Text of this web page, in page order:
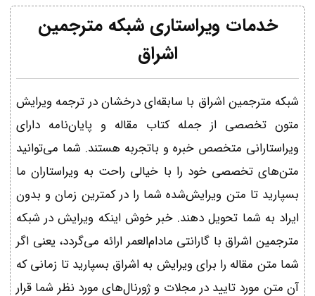
خدمات ویراستاری شبکه مترجمین
اشراق
شبکه مترجمین اشراق با سابقه‌ای درخشان در ترجمه ویرایش
متون تخصصی از جمله کتاب مقاله و پایان‌نامه دارای
ویراستارانی متخصص خبره و باتجربه هستند. شما می‌توانید
متن‌های تخصصی خود را با خیالی راحت به ویراستاران ما
بسپارید تا متن ویرایش‌شده شما را در کمترین زمان و بدون
ایراد به شما تحویل دهند. خبر خوش اینکه ویرایش در شبکه
مترجمین اشراق با گارانتی مادام‌‌العمر ارائه می‌گردد، یعنی اگر
شما متن مقاله را برای ویرایش به اشراق بسپارید تا زمانی که
آن متن مورد تایید در مجلات و ژورنال‌های مورد نظر شما قرار